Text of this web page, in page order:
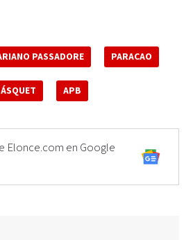
PASSADORE PARACAO
APB
Elonce.com en Google